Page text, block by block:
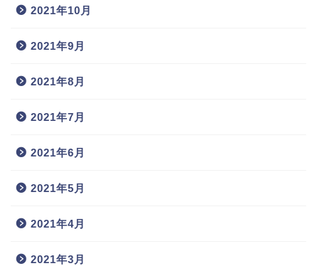
2021年10月
2021年9月
2021年8月
2021年7月
2021年6月
2021年5月
2021年4月
2021年3月